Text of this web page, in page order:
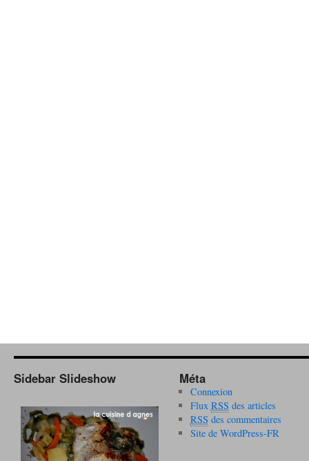
Sidebar Slideshow Méta
Connexion
Flux RSS des articles
RSS des commentaires
Site de WordPress-FR